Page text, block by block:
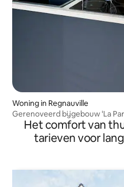
Woning in Regnauville
Gerenoveerd bijgebouw 'La
Het comfort van
tarieven voor